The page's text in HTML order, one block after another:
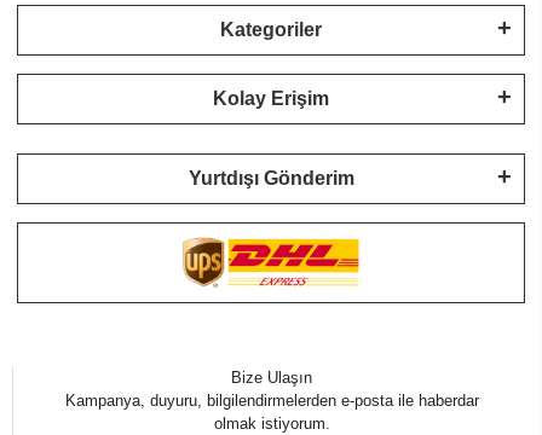
Kategoriler
Kolay Erişim
Yurtdışı Gönderim
Bize Ulaşın
Kampanya, duyuru, bilgilendirmelerden e-posta ile haberdar
olmak istiyorum.